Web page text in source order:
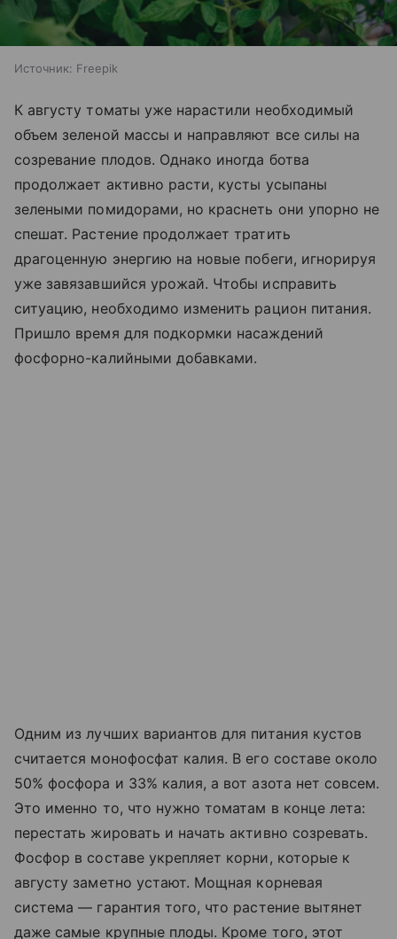
Источник: Freepik
К августу томаты уже нарастили необходимый
объем зеленой массы и направляют все силы на
созревание плодов. Однако иногда ботва
продолжает активно расти, кусты усыпаны
зелеными помидорами, но краснеть они упорно не
спешат. Растение продолжает тратить
драгоценную энергию на новые побеги, игнорируя
уже завязавшийся урожай. Чтобы исправить
ситуацию, необходимо изменить рацион питания.
Пришло время для подкормки насаждений
фосфорно-калийными добавками.
Одним из лучших вариантов для питания кустов
считается монофосфат калия. В его составе около
50% фосфора и 33% калия, а вот азота нет совсем.
Это именно то, что нужно томатам в конце лета:
перестать жировать и начать активно созревать.
Фосфор в составе укрепляет корни, которые к
августу заметно устают. Мощная корневая
система — гарантия того, что растение вытянет
даже самые крупные плоды. Кроме того, этот